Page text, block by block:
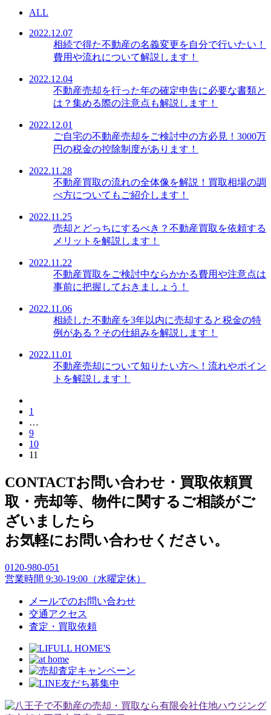
ALL
2022.12.07
相続で得た不動産の名義変更を自分で行いたい！
費用や流れについて解説します！
2022.12.04
不動産売却を行った年の確定申告に必要な書類と
は？集める際の注意点も解説します！
2022.12.01
ご自宅の不動産売却をご検討中の方必見！3000万
円の税金の控除制度があります！
2022.11.28
不動産買取の流れの全体像を解説！買取相場の調
べ方についてもご紹介します！
2022.11.25
売却とどっちにするべき？不動産買取を依頼する
メリットを解説します！
2022.11.22
不動産買取をご検討中ならかかる費用や注意点は
事前に把握しておきましょう！
2022.11.06
相続した不動産を3年以内に売却すると税金の特
例がある？その仕組みを解説します！
2022.11.01
不動産売却について知りたい方へ！流れやポイン
トを解説します！
1
…
9
10
11
CONTACTお問い合わせ・買取依頼買
取・売却等、物件に関するご相談がご
ざいましたら
お気軽にお問い合わせください。
0120-980-051
営業時間 9:30-19:00（水曜定休）
メールでのお問い合わせ
交通アクセス
査定・買取依頼